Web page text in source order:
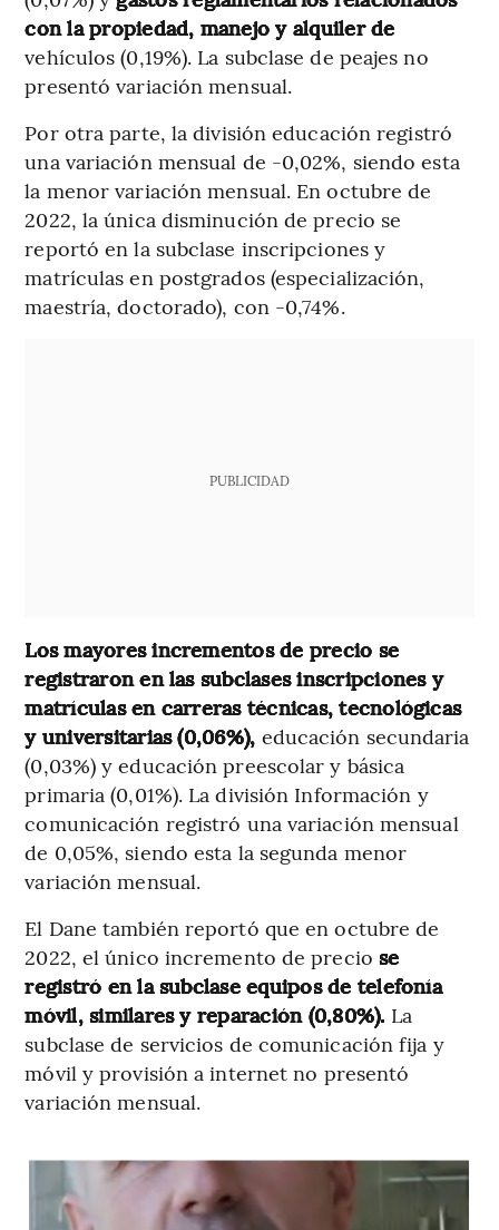
con la propiedad, manejo y alquiler de
vehículos (0,19%). La subclase de peajes no
presentó variación mensual.
Por otra parte, la división educación registró
una variación mensual de -0,02%, siendo esta
la menor variación mensual. En octubre de
2022, la única disminución de precio se
reportó en la subclase inscripciones y
matrículas en postgrados (especialización,
maestría, doctorado), con -0,74%.
PUBLICIDAD
Los mayores incrementos de precio se
registraron en las subclases inscripciones y
matrículas en carreras técnicas, tecnológicas
y universitarias (0,06%), educación secundaria
(0,03%) y educación preescolar y básica
primaria (0,01%). La división Información y
comunicación registró una variación mensual
de 0,05%, siendo esta la segunda menor
variación mensual.
El Dane también reportó que en octubre de
2022, el único incremento de precio se
registró en la subclase equipos de telefonía
móvil, similares y reparación (0,80%). La
subclase de servicios de comunicación fija y
móvil y provisión a internet no presentó
variación mensual.